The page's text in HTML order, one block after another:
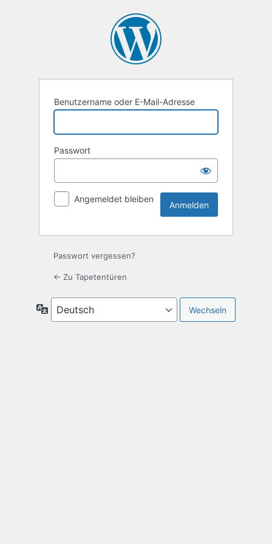
Benutzername oder E-Mail-Adresse
Passwort
Angemeldet bleiben
Passwort vergessen?
← Zu Tapetentüren
Sprache